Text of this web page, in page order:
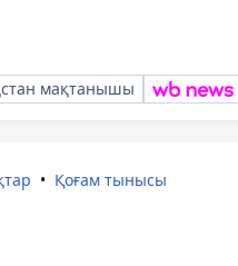
мақтанышы
Қоғам тынысы